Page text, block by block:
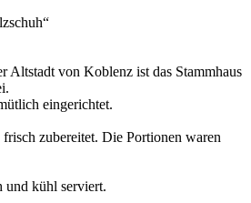
Altstadt von Koblenz ist das Stammhaus
eingerichtet.
zubereitet. Die Portionen waren
und kühl serviert.